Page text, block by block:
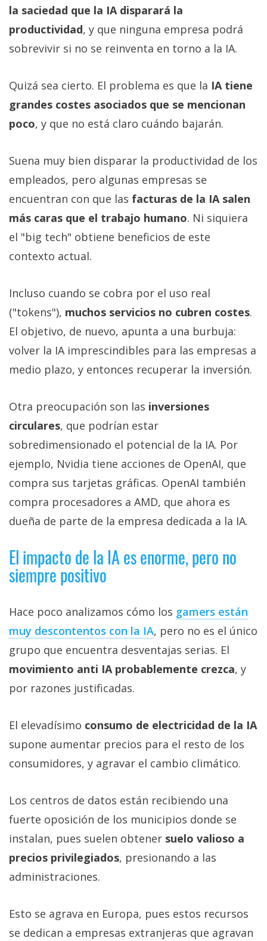
la saciedad que la IA disparará la
productividad, y que ninguna empresa podrá
sobrevivir si no se reinventa en torno a la IA.
Quizá sea cierto. El problema es que la IA tiene
grandes costes asociados que se mencionan
poco, y que no está claro cuándo bajarán.
Suena muy bien disparar la productividad de los
empleados, pero algunas empresas se
encuentran con que las facturas de la IA salen
más caras que el trabajo humano. Ni siquiera
el "big tech" obtiene beneficios de este
contexto actual.
Incluso cuando se cobra por el uso real
("tokens"), muchos servicios no cubren costes.
El objetivo, de nuevo, apunta a una burbuja:
volver la IA imprescindibles para las empresas a
medio plazo, y entonces recuperar la inversión.
Otra preocupación son las inversiones
circulares, que podrían estar
sobredimensionado el potencial de la IA. Por
ejemplo, Nvidia tiene acciones de OpenAI, que
compra sus tarjetas gráficas. OpenAI también
compra procesadores a AMD, que ahora es
dueña de parte de la empresa dedicada a la IA.
El impacto de la IA es enorme, pero no
siempre positivo
Hace poco analizamos cómo los gamers están
muy descontentos con la IA‎, pero no es el único
grupo que encuentra desventajas serias. El
movimiento anti IA probablemente crezca, y
por razones justificadas.
El elevadísimo consumo de electricidad de la IA
supone aumentar precios para el resto de los
consumidores, y agravar el cambio climático.
Los centros de datos están recibiendo una
fuerte oposición de los municipios donde se
instalan, pues suelen obtener suelo valioso a
precios privilegiados, presionando a las
administraciones.
Esto se agrava en Europa, pues estos recursos
se dedican a empresas extranjeras que agravan